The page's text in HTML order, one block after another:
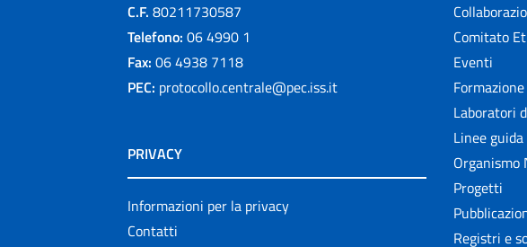
C.F. 80211730587
Telefono: 06 4990 1
Fax: 06 4938 7118
PEC: protocollo.centrale@pec.iss.it
PRIVACY
Informazioni per la privacy
Contatti
Comitato
Eventi
Formazione
Laboratori
Linee guida
Organismo
Progetti
Registri e